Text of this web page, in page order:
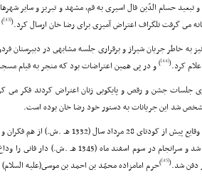
تبعید حسام الدّین فال اسیرى به قم، مشهد و تبریز و سایر
مى گرفت تلگراف اعتراض آمیزى براى رضا خان ارسال کرد.(
[43]
)
به خاطر جریان شیراز و برقرارى جلسه مشابهى در دبیرستان
کرد.(
[44]
)و در پى همین اعتراضات بود که منجر به قیام
جلسات جشن و رقص و پایکوبى زنان اعتراض کردند فکر
شد این جریانات به دستور خود رضا خان بوده است.
سیّد حسام الدّین همچنین در وقایع پیش از
پس از کودتا به مشهد تبعید شد و سرانجام در
دفن شد.(
[45]
)حرم امامزاده محمّد بن احمد بن موسى(علیه